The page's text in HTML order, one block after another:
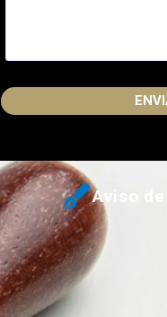
leave
this
field
empty.
Aviso de